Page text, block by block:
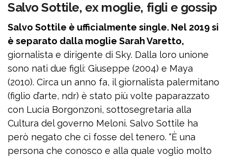
Salvo Sottile, ex moglie, figli e gossip
Salvo Sottile è ufficialmente single. Nel 2019 si
è separato dalla moglie Sarah Varetto,
giornalista e dirigente di Sky. Dalla loro unione
sono nati due figli: Giuseppe (2004) e Maya
(2010). Circa un anno fa, il giornalista palermitano
(figlio d’arte, ndr) è stato più volte paparazzato
con Lucia Borgonzoni, sottosegretaria alla
Cultura del governo Meloni. Salvo Sottile ha
però negato che ci fosse del tenero. “È una
persona che conosco e alla quale voglio molto